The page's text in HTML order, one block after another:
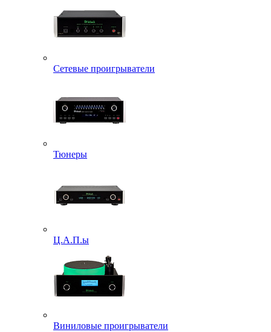
Сетевые проигрыватели
Тюнеры
Ц.А.П.ы
Виниловые проигрыватели